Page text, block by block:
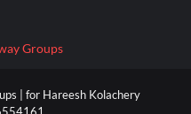
Groups
| for Hareesh Kolachery